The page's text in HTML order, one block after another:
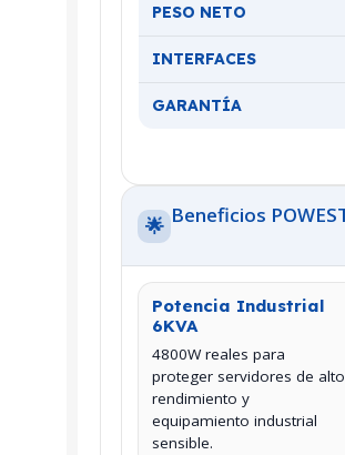
PESO NETO
INTERFACES
GARANTÍA
🌟 Beneficios
Potencia Industrial
6KVA
4800W reales para
proteger servidores de alto
rendimiento y
equipamiento industrial
sensible.